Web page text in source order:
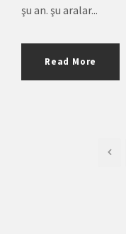
şu an. şu aralar...
Read More